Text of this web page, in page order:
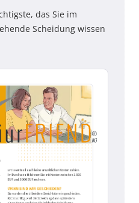
das Sie im
Scheidung wissen